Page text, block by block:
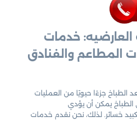
خدمات
المطاعم والفنادق
الطباخ جزءًا حيويًا من العمليات
يمكن أن يؤدي
خسائر. لذلك، نحن نقدم خدمات